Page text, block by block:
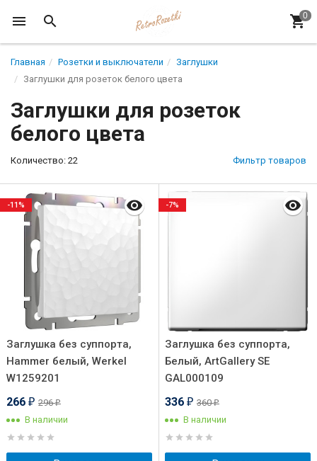
Главная Розетки и выключатели
Заглушки
Заглушки для розеток белого цвета
Заглушки для розеток
белого цвета
Количество: 22 Фильтр товаров
Заглушка без суппорта,
Hammer белый, Werkel
W1259201
266 ₽ 296₽
В наличии
-11%
Заглушка без суппорта,
Белый, ArtGallery SE
GAL000109
336 ₽ 360₽
В наличии
-7%